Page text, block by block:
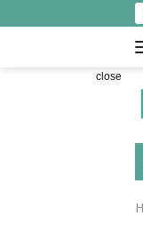
to
close